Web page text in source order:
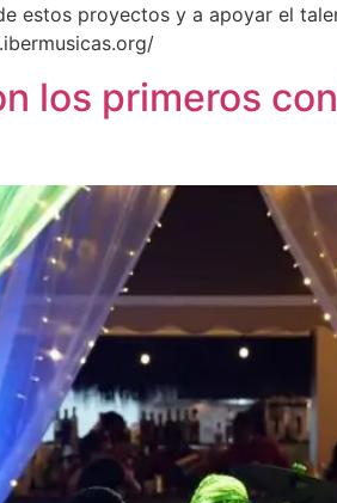
estos proyectos y a apoyar el
los primeros